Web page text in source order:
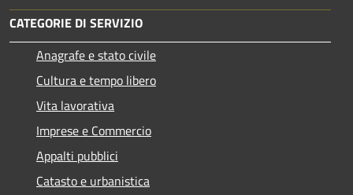
CATEGORIE DI SERVIZIO
Anagrafe e stato civile
Cultura e tempo libero
Vita lavorativa
Imprese e Commercio
Appalti pubblici
Catasto e urbanistica